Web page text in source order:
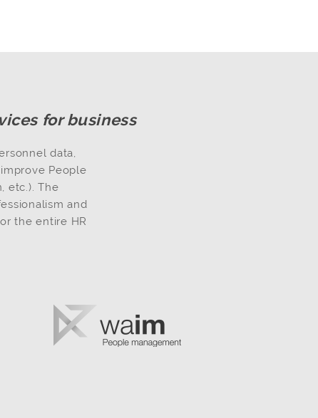
for business
data,
People
etc.). The
and
the entire HR